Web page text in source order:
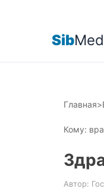
Sib
Главная>
Кому:
Автор: